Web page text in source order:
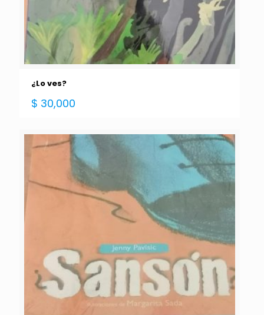
¿Lo ves?
$ 30,000